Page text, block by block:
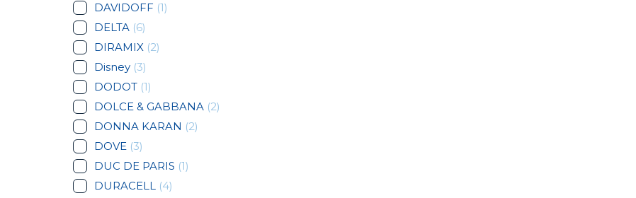
DAVIDOFF (1)
DELTA (6)
DIRAMIX (2)
Disney (3)
DODOT (1)
DOLCE & GABBANA (2)
DONNA KARAN (2)
DOVE (3)
DUC DE PARIS (1)
DURACELL (4)